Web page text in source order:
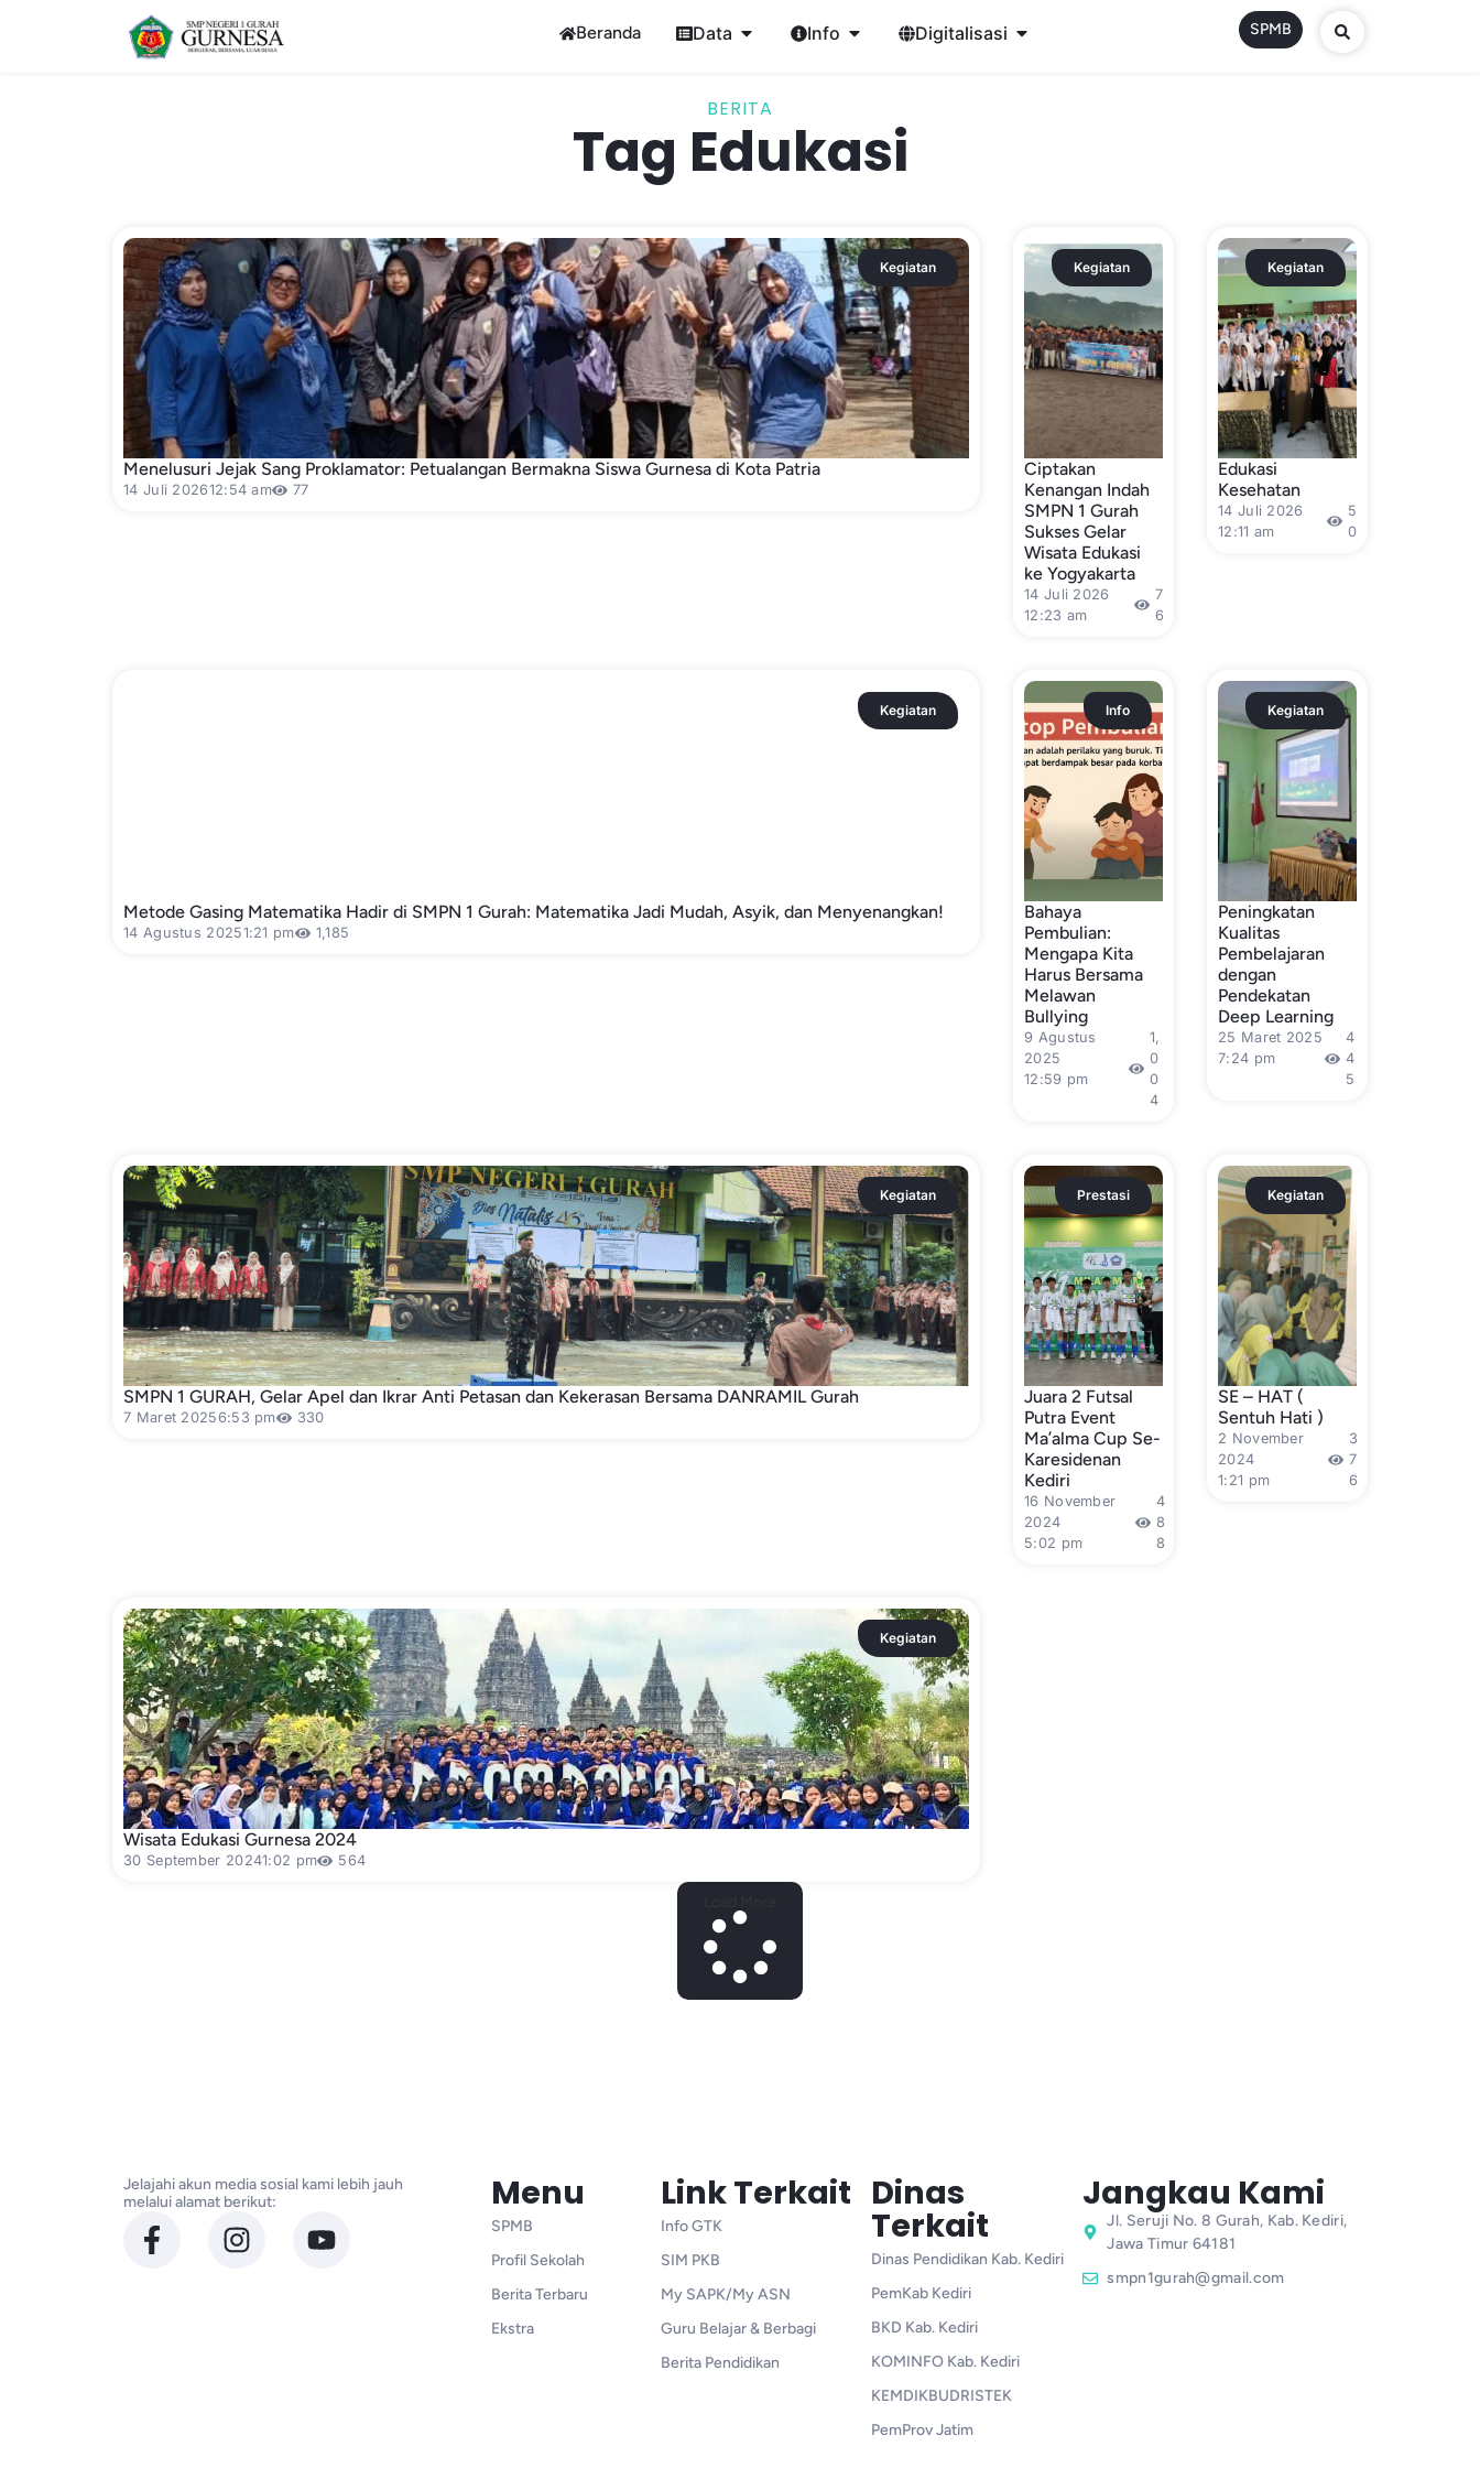
Beranda Data Info Digitalisasi SPMB
BERITA
Tag Edukasi
Kegiatan
Menelusuri Jejak Sang Proklamator: Petualangan Bermakna Siswa Gurnesa di Kota Patria
14 Juli 202612:54 am 77
Kegiatan
Ciptakan
Kenangan Indah
SMPN 1 Gurah
Sukses Gelar
Wisata Edukasi
ke Yogyakarta
14 Juli 2026
12:23 am
7
6
Kegiatan
Edukasi
Kesehatan
14 Juli 2026
12:11 am
5
0
Kegiatan
Metode Gasing Matematika Hadir di SMPN 1 Gurah: Matematika Jadi Mudah, Asyik, dan Menyenangkan!
14 Agustus 20251:21 pm 1,185
Info
Bahaya
Pembulian:
Mengapa Kita
Harus Bersama
Melawan
Bullying
9 Agustus
2025
12:59 pm
1,
0
0
4
Kegiatan
Peningkatan
Kualitas
Pembelajaran
dengan
Pendekatan
Deep Learning
25 Maret 2025
7:24 pm
4
4
5
Kegiatan
SMPN 1 GURAH, Gelar Apel dan Ikrar Anti Petasan dan Kekerasan Bersama DANRAMIL Gurah
7 Maret 20256:53 pm 330
Prestasi
Juara 2 Futsal
Putra Event
Ma’alma Cup Se-
Karesidenan
Kediri
16 November
2024
5:02 pm
4
8
8
Kegiatan
SE – HAT (
Sentuh Hati )
2 November
2024
1:21 pm
3
7
6
Kegiatan
Wisata Edukasi Gurnesa 2024
30 September 20241:02 pm 564
Jelajahi akun media sosial kami lebih jauh
melalui alamat berikut:
Menu
SPMB
Profil Sekolah
Berita Terbaru
Ekstra
Link Terkait
Info GTK
SIM PKB
My SAPK/My ASN
Guru Belajar & Berbagi
Berita Pendidikan
Dinas
Terkait
Dinas Pendidikan Kab. Kediri
PemKab Kediri
BKD Kab. Kediri
KOMINFO Kab. Kediri
KEMDIKBUDRISTEK
PemProv Jatim
Jangkau Kami
Jl. Seruji No. 8 Gurah, Kab. Kediri,
Jawa Timur 64181
smpn1gurah@gmail.com